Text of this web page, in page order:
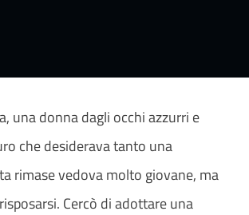
una donna dagli occhi azzurri e
che desiderava tanto una
rimase vedova molto giovane, ma
Cercò di adottare una